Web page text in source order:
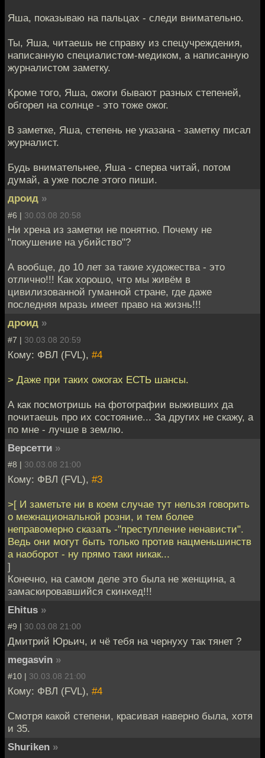
Яша, показываю на пальцах - следи внимательно.
Ты, Яша, читаешь не справку из спецучреждения,
написанную специалистом-медиком, а написанную
журналистом заметку.
Кроме того, Яша, ожоги бывают разных степеней,
обгорел на солнце - это тоже ожог.
В заметке, Яша, степень не указана - заметку писал
журналист.
Будь внимательнее, Яша - сперва читай, потом
думай, а уже после этого пиши.
дроид »
#6 | 30.03.08 20:58
Ни хрена из заметки не понятно. Почему не
"покушение на убийство"?
А вообще, до 10 лет за такие художества - это
отлично!!! Как хорошо, что мы живём в
цивилизованной гуманной стране, где даже
последняя мразь имеет право на жизнь!!!
дроид »
#7 | 30.03.08 20:59
Кому: ФВЛ (FVL), #4
> Даже при таких ожогах ЕСТЬ шансы.
А как посмотришь на фотографии выживших да
почитаешь про их состояние... За других не скажу, а
по мне - лучше в землю.
Версетти »
#8 | 30.03.08 21:00
Кому: ФВЛ (FVL), #3
>[ И заметьте ни в коем случае тут нельзя говорить
о межнациональной розни, и тем более
неправомерно сказать -"преступление ненависти".
Ведь они могут быть только против нацменьшинств
а наоборот - ну прямо таки никак...
]
Конечно, на самом деле это была не женщина, а
замаскировавшийся скинхед!!!
Ehitus »
#9 | 30.03.08 21:00
Дмитрий Юрьич, и чё тебя на чернуху так тянет ?
megasvin »
#10 | 30.03.08 21:00
Кому: ФВЛ (FVL), #4
Смотря какой степени, красивая наверно была, хотя
и 35.
Shuriken »